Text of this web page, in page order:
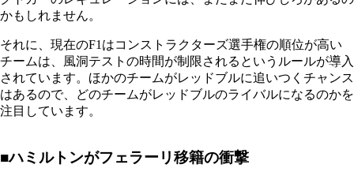
かもしれません。
それに、現在のF1はコンストラクターズ選手権の順位が高い
チームは、風洞テストの時間が制限されるというルールが導入
されています。ほかのチームがレッドブルに追いつくチャンス
はあるので、どのチームがレッドブルのライバルになるのかを
注目しています。
■ハミルトンがフェラーリ移籍の衝撃